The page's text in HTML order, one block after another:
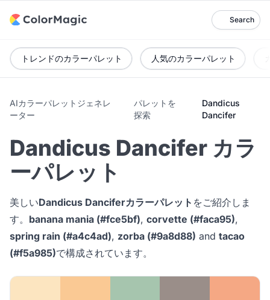
Search
トレンドのカラーパレット 人気のカラーパレット
AIカラーパレットジェネレ
ーター
パレットを
探索
Dandicus
Dancifer
Dandicus Dancifer カラ
ーパレット
美しいDandicus Danciferカラーパレット をご紹介しま
す。 banana mania (#fce5bf), corvette (#faca95),
spring rain (#a4c4ad), zorba (#9a8d88) and tacao
(#f5a985)で構成されています。